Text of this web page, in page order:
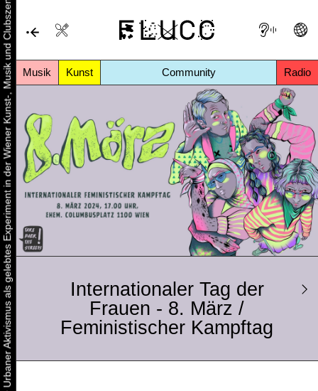
Musik Kunst Community Radio
Urbaner Aktivismus als gelebtes Experiment in der Wiener Kunst-, Musik und Clubszene
Internationaler Tag der
Frauen - 8. März /
Feministischer Kampftag